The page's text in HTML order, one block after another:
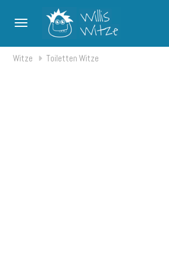
Toggle navigation
Witze Toiletten Witze